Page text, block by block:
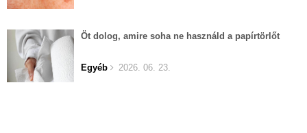
Öt dolog, amire soha ne használd a papírtörlőt
Egyéb 2026. 06. 23.